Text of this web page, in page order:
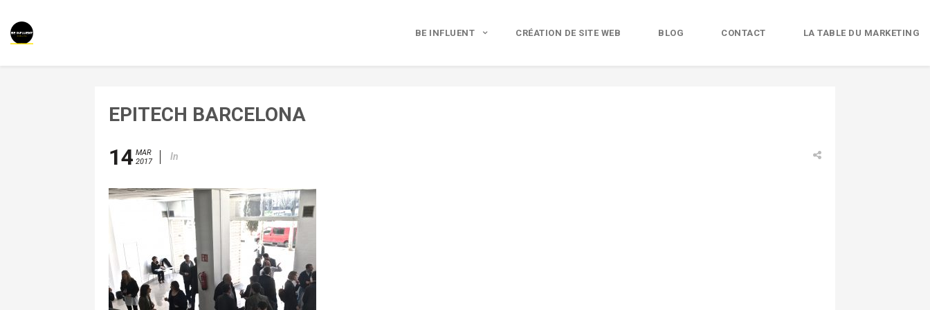
BE INFLUENT CRÉATION DE SITE WEB BLOG CONTACT LA TABLE DU MARKETING
EPITECH BARCELONA
14 MAR
2017
In